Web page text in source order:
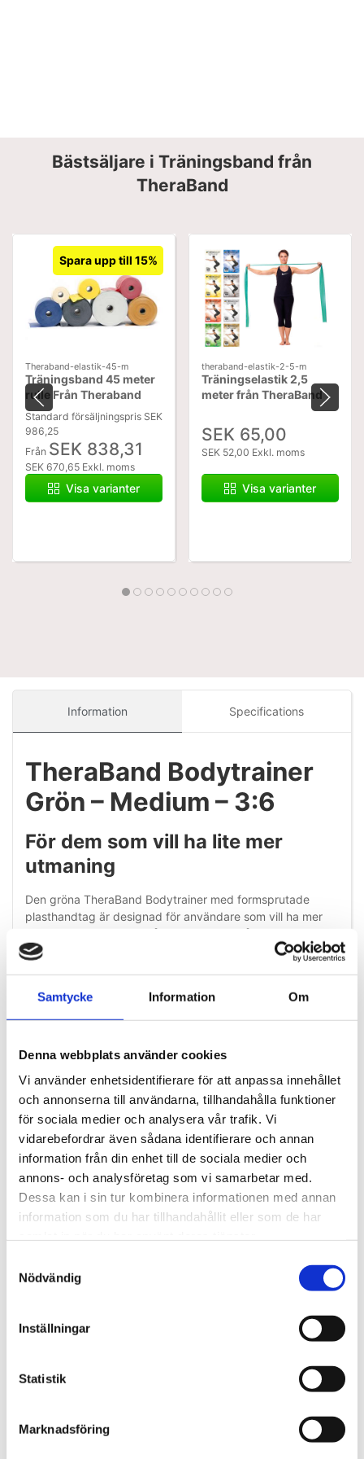
Samtycke Information Om
Denna webbplats använder cookies
Vi använder enhetsidentifierare för att anpassa innehållet
och annonserna till användarna, tillhandahålla funktioner
för sociala medier och analysera vår trafik. Vi
vidarebefordrar även sådana identifierare och annan
information från din enhet till de sociala medier och
annons- och analysföretag som vi samarbetar med.
Dessa kan i sin tur kombinera informationen med annan
information som du har tillhandahållit eller som de har
Nödvändig
Inställningar
Statistik
Marknadsföring
Bästsäljare i Träningsband från
TheraBand
Spara upp till 15%
Theraband-elastik-45-m
Träningsband 45 meter
rulle Från Theraband
Standard försäljningspris SEK
986,25
Från SEK 838,31
SEK 670,65 Exkl. moms
Visa varianter
theraband-elastik-2-5-m
Träningselastik 2,5
meter från TheraBand
SEK 65,00
SEK 52,00 Exkl. moms
Visa varianter
Information Specifications
TheraBand Bodytrainer
Grön – Medium – 3:6
För dem som vill ha lite mer
utmaning
Den gröna TheraBand Bodytrainer med formsprutade
plasthandtag är designad för användare som vill ha mer
krävande träning med något högre motstånd. Denna
version är perfekt för att bygga muskelstyrka, förbättra
motståndsnivå är nödvändig.
bekvämt grepp, även vid intensiv träning, medan det
slitstarka latexröret ger ett jämnt och kontrollerat motstånd
genom hela rörelsen.
Fördelar och funktioner med
TheraBand Bodytrainer – Grön
Medelhögt motstånd för styrka och
prestationsförbättring
Idealisk för avancerade övningar och progression
Vem bör använda den gröna
Denna modell riktar sig till användare som har byggt upp